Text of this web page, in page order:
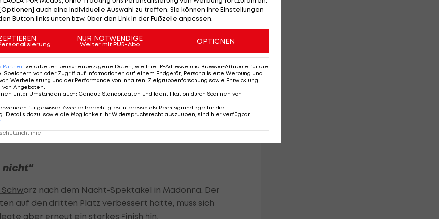
in der Slalom-Wertung ins neue Jahr. Nach
LeaderHenrik Kristoffersen. "Ich kann pushen und bin
Spaß!", resümiert der zufriedene Tiroler.
nur im Kopf" >>>
laboriert, will Feller auch weiterhin
bestreiten. Ob er in Adelboden beide RTL vor dem
aber noch nicht fest, betont der Technik-Spezialist,
erreicht hat (2.). "Das kommt auf den Körper
lassen. Ich trainiere auf jeden Fall darauf hin."
nicht"
nach dem Nacht-Spektakel in Madonna. Der
auf den dritten Platz verbessert hatte, muss sich
aber erneut ein starkes Finish hin.
auch eine individuelle Auswahl zu treffen. Sie können Ihre Einstellungen
Button links unten bzw. über den Link in der Fußzeile anpassen.
NUR NOTWENDIGE
Weiter mit PUR-Abo OPTIONEN
Partner verarbeiten personenbezogene Daten, wie Ihre IP-Adresse und Browser-Attribute für die
: Speichern von oder Zugriff auf Informationen auf einem Endgerät; Personalisierte Werbung und
Werbeleistung und der Performance von Inhalten, Zielgruppenforschung sowie Entwicklung
von Angeboten.
unter Umständen auch: Genaue Standortdaten und Identifikation durch Scannen von
für gewisse Zwecke berechtigtes Interesse als Rechtsgrundlage für die
Details dazu, sowie die Möglichkeit Ihr Widerspruchsrecht auszuüben, sind hier verfügbar: